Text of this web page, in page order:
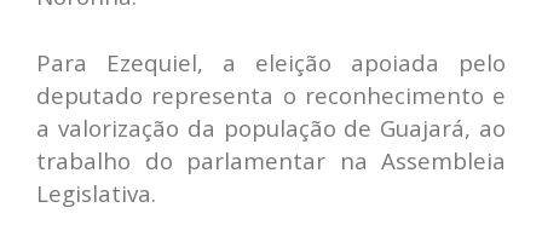
Para Ezequiel, a eleição apoiada pelo
deputado representa o reconhecimento e
a valorização da população de Guajará, ao
trabalho do parlamentar na Assembleia
Legislativa.